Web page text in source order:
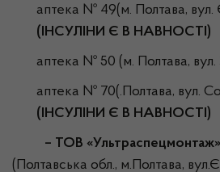
аптека № 49(м. Полтава, вул.
(ІНСУЛІНИ Є В НАВНОСТІ)
аптека № 50 (м. Полтава, вул.
аптека № 70(.Полтава, вул.
(ІНСУЛІНИ Є В НАВНОСТІ)
– ТОВ «Ультраспецмонтаж»
(Полтавська обл., м.Полтава,